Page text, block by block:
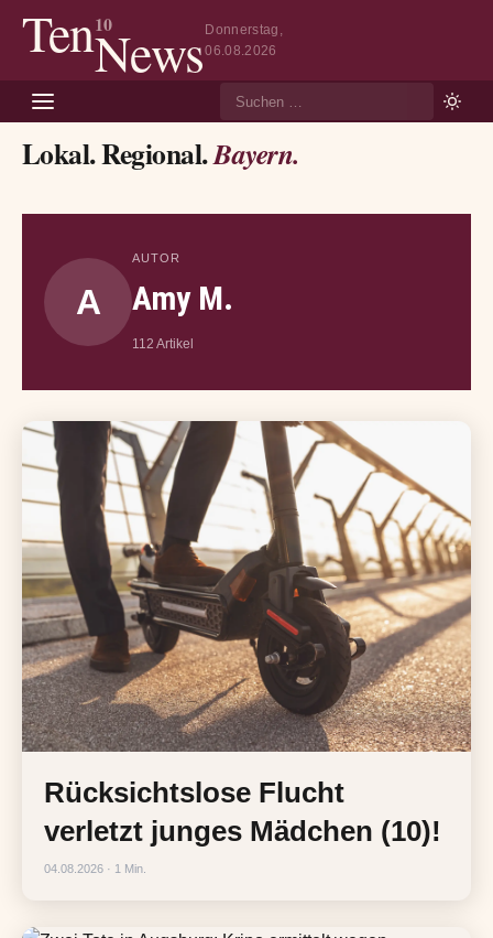
Ten10
NewsDonnerstag,
06.08.2026
Lokal. Regional.Bayern.
A
AUTOR
Amy M.
112 Artikel
Rücksichtslose Flucht
verletzt junges Mädchen (10)!
04.08.2026 · 1 Min.